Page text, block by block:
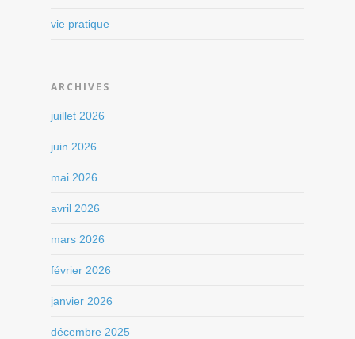
vie pratique
ARCHIVES
juillet 2026
juin 2026
mai 2026
avril 2026
mars 2026
février 2026
janvier 2026
décembre 2025